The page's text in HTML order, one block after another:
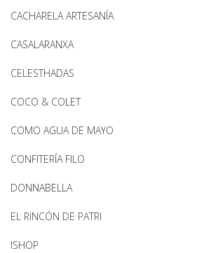
CACHARELA ARTESANÍA
CASALARANXA
CELESTHADAS
COCO & COLET
COMO AGUA DE MAYO
CONFITERÍA FILO
DONNABELLA
EL RINCÓN DE PATRI
ISHOP